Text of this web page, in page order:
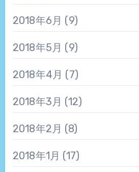
2018年6月 (9)
2018年5月 (9)
2018年4月 (7)
2018年3月 (12)
2018年2月 (8)
2018年1月 (17)